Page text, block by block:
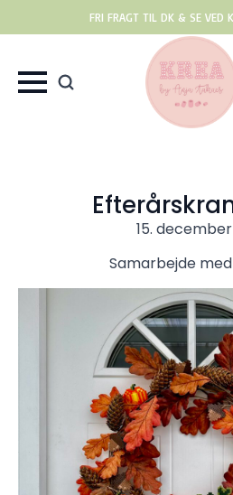
FRI FRAGT TIL DK & SE VED
15.
Samarbejde